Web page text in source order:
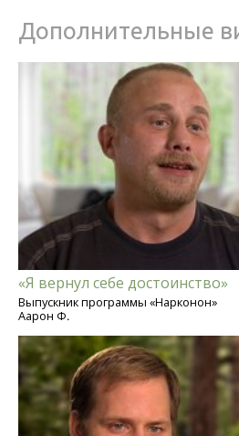
Дополнительные
«Я вернул себе достоинство»
Выпускник программы «Нарконон»
Аарон Ф.